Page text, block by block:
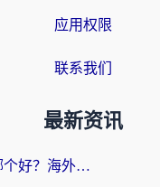
应用权限
联系我们
最新资讯
雷神手游和sixfast哪个好？海外党亲测3款回国加速器，教你选对不踩坑